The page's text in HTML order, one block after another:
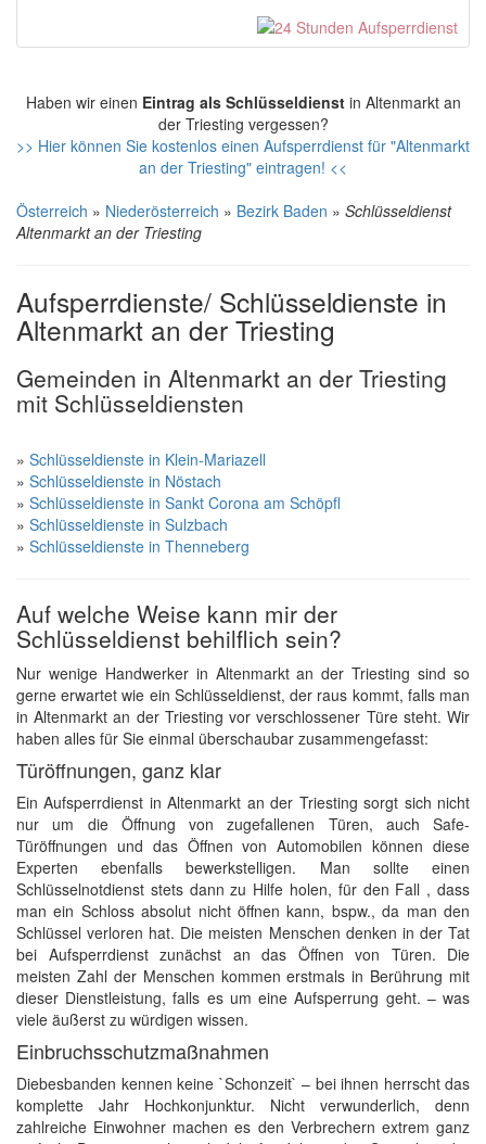
Haben wir einen Eintrag als Schlüsseldienstin Altenmarkt an
der Triesting vergessen?
>> Hier können Sie kostenlos einen Aufsperrdienst für "Altenmarkt
an der Triesting" eintragen! <<
Österreich » Niederösterreich » Bezirk Baden » Schlüsseldienst
Altenmarkt an der Triesting
Aufsperrdienste/ Schlüsseldienste in
Altenmarkt an der Triesting
Gemeinden in Altenmarkt an der Triesting
mit Schlüsseldiensten
» Schlüsseldienste in Klein-Mariazell
» Schlüsseldienste in Nöstach
» Schlüsseldienste in Sankt Corona am Schöpfl
» Schlüsseldienste in Sulzbach
» Schlüsseldienste in Thenneberg
Auf welche Weise kann mir der
Schlüsseldienst behilflich sein?
Nur wenige Handwerker in Altenmarkt an der Triesting sind so
gerne erwartet wie ein Schlüsseldienst, der raus kommt, falls man
in Altenmarkt an der Triesting vor verschlossener Türe steht. Wir
haben alles für Sie einmal überschaubar zusammengefasst:
Türöffnungen, ganz klar
Ein Aufsperrdienst in Altenmarkt an der Triesting sorgt sich nicht
nur um die Öffnung von zugefallenen Türen, auch Safe-
Türöffnungen und das Öffnen von Automobilen können diese
Experten ebenfalls bewerkstelligen. Man sollte einen
Schlüsselnotdienst stets dann zu Hilfe holen, für den Fall , dass
man ein Schloss absolut nicht öffnen kann, bspw., da man den
Schlüssel verloren hat. Die meisten Menschen denken in der Tat
bei Aufsperrdienst zunächst an das Öffnen von Türen. Die
meisten Zahl der Menschen kommen erstmals in Berührung mit
dieser Dienstleistung, falls es um eine Aufsperrung geht. – was
viele äußerst zu würdigen wissen.
Einbruchsschutzmaßnahmen
Diebesbanden kennen keine `Schonzeit` – bei ihnen herrscht das
komplette Jahr Hochkonjunktur. Nicht verwunderlich, denn
zahlreiche Einwohner machen es den Verbrechern extrem ganz